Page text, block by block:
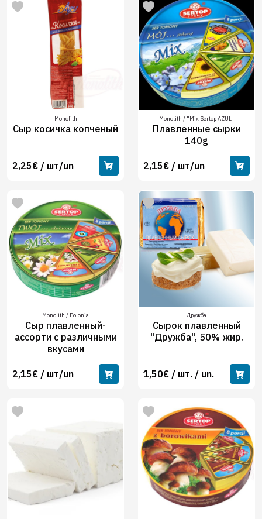
Monolith
Сыр косичка копченый
2,25€ / шт/un
Monolith / "Mix Sertop AZUL"
Плавленные сырки
140g
2,15€ / шт/un
Monolith / Polonia
Сыр плавленный-
ассорти с различными
вкусами
2,15€ / шт/un
Дружба
Сырок плавленный
"Дружба", 50% жир.
1,50€ / шт. / un.